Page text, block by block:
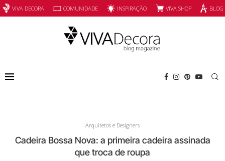
VIVA DECORA COMUNIDADE INSPIRAÇÃO VIVA SHOP
Arquitetos e Designers
Cadeira Bossa Nova: a primeira cadeira assinada
que troca de roupa